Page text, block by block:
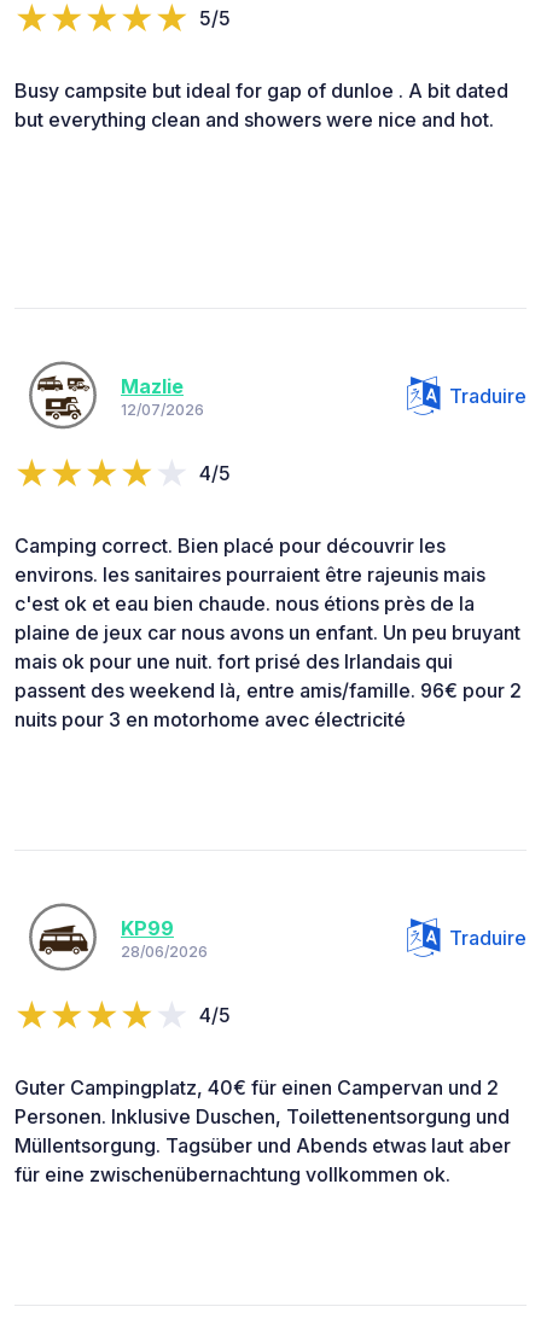
5/5
Busy campsite but ideal for gap of dunloe . A bit dated
but everything clean and showers were nice and hot.
Mazlie
12/07/2026
Traduire
4/5
Camping correct. Bien placé pour découvrir les
environs. les sanitaires pourraient être rajeunis mais
c'est ok et eau bien chaude. nous étions près de la
plaine de jeux car nous avons un enfant. Un peu bruyant
mais ok pour une nuit. fort prisé des Irlandais qui
passent des weekend là, entre amis/famille. 96€ pour 2
nuits pour 3 en motorhome avec électricité
KP99
28/06/2026
Traduire
4/5
Guter Campingplatz, 40€ für einen Campervan und 2
Personen. Inklusive Duschen, Toilettenentsorgung und
Müllentsorgung. Tagsüber und Abends etwas laut aber
für eine zwischenübernachtung vollkommen ok.